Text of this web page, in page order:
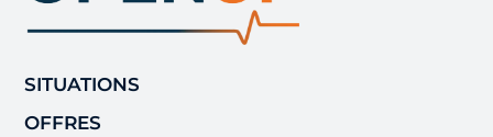
SITUATIONS
OFFRES